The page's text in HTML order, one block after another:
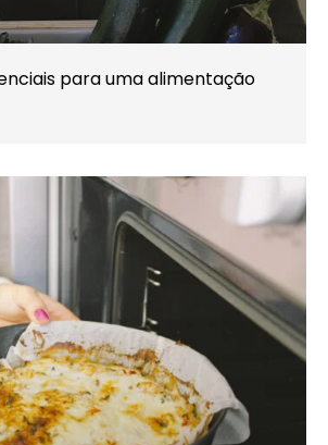
para uma alimentação